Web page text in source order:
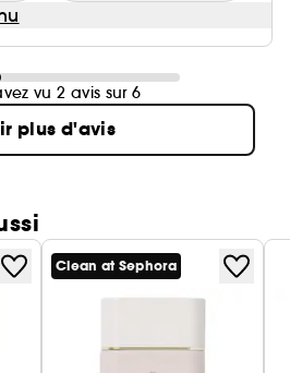
vu 2 avis sur 6
plus d'avis
Clean at Sephora